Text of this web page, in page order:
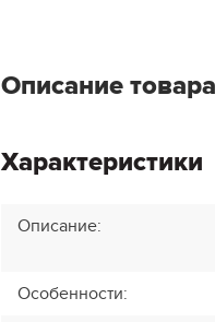
Описание товара
Характеристики
Описание:
Особенности: